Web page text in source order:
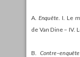
A. Enquête . I. Le
de Van Dine – IV.
B. Contre–enquête